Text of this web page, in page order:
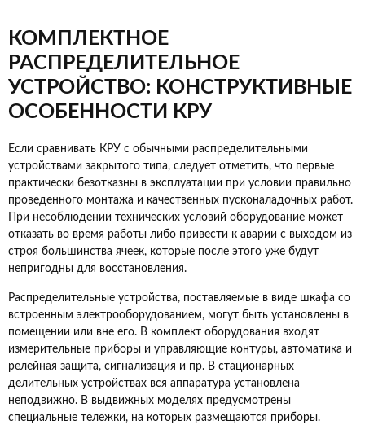
КОМПЛЕКТНОЕ
РАСПРЕДЕЛИТЕЛЬНОЕ
УСТРОЙСТВО: КОНСТРУКТИВНЫЕ
ОСОБЕННОСТИ КРУ
Если сравнивать КРУ с обычными распределительными
устройствами закрытого типа, следует отметить, что первые
практически безотказны в эксплуатации при условии правильно
проведенного монтажа и качественных пусконаладочных работ.
При несоблюдении технических условий оборудование может
отказать во время работы либо привести к аварии с выходом из
строя большинства ячеек, которые после этого уже будут
непригодны для восстановления.
Распределительные устройства, поставляемые в виде шкафа со
встроенным электрооборудованием, могут быть установлены в
помещении или вне его. В комплект оборудования входят
измерительные приборы и управляющие контуры, автоматика и
релейная защита, сигнализация и пр. В стационарных
делительных устройствах вся аппаратура установлена
неподвижно. В выдвижных моделях предусмотрены
специальные тележки, на которых размещаются приборы.